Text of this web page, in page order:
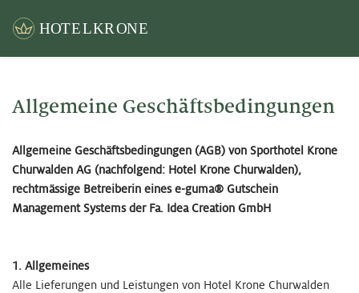
Allgemeine Geschäftsbedingungen
Allgemeine Geschäftsbedingungen (AGB) von Sporthotel Krone
Churwalden AG (nachfolgend: Hotel Krone Churwalden),
rechtmässige Betreiberin eines e-guma® Gutschein
Management Systems der Fa. Idea Creation GmbH
1. Allgemeines
Alle Lieferungen und Leistungen von Hotel Krone Churwalden